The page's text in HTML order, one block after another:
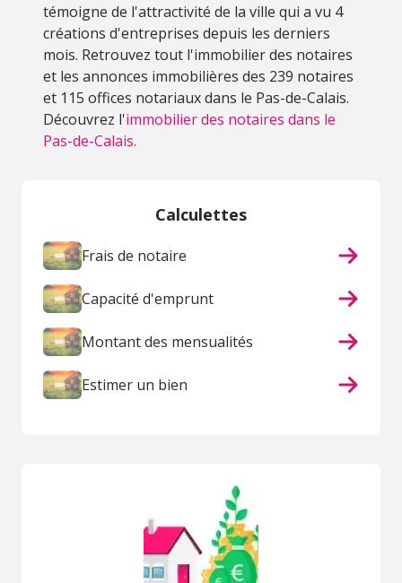
témoigne de l'attractivité de la ville qui a vu 4
créations d'entreprises depuis les derniers
mois. Retrouvez tout l'immobilier des notaires
et les annonces immobilières des 239 notaires
et 115 offices notariaux dans le Pas-de-Calais.
Découvrez l'immobilier des notaires dans le
Pas-de-Calais.
Calculettes
Frais de notaire
Capacité d'emprunt
Montant des mensualités
Estimer un bien